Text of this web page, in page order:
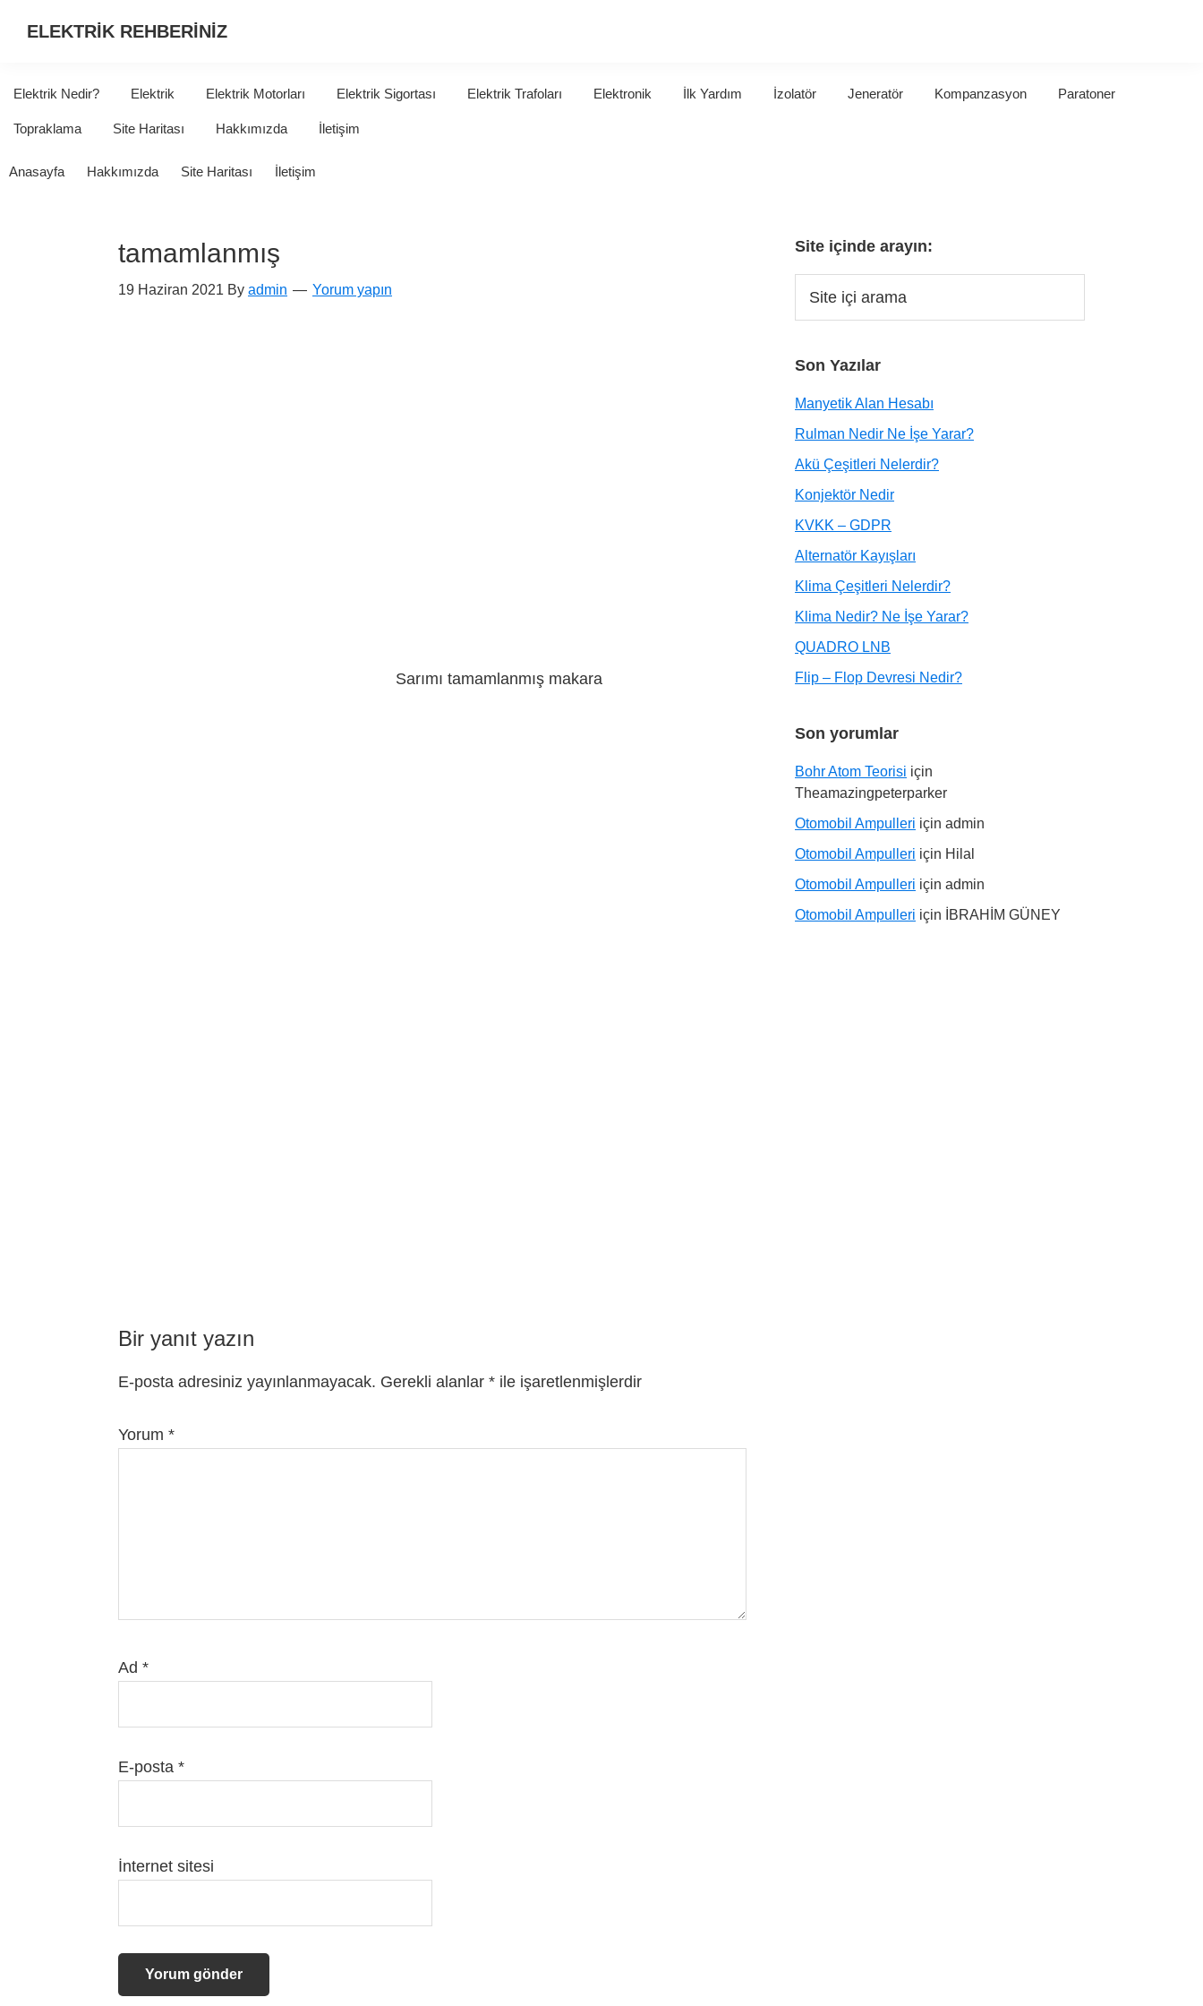
ELEKTRİK REHBERİNİZ
HER
Elektrik Nedir? Elektrik Elektrik Motorları Elektrik Sigortası Elektrik Trafoları Elektronik İlk Yardım İzolatör Jeneratör Kompanzasyon Paratoner
Topraklama Site Haritası Hakkımızda İletişim
Anasayfa Hakkımızda Site Haritası İletişim
tamamlanmış
19 Haziran 2021 By admin Yorum yapın
Sarımı tamamlanmış makara
Bir yanıt yazın
E-posta adresiniz yayınlanmayacak. Gerekli alanlar * ile işaretlenmişlerdir
Yorum *
Ad *
E-posta *
İnternet sitesi
Site içinde arayın:
Son Yazılar
Manyetik Alan Hesabı
Rulman Nedir Ne İşe Yarar?
Akü Çeşitleri Nelerdir?
Konjektör Nedir
KVKK – GDPR
Alternatör Kayışları
Klima Çeşitleri Nelerdir?
Klima Nedir? Ne İşe Yarar?
QUADRO LNB
Flip – Flop Devresi Nedir?
Son yorumlar
Bohr Atom Teorisi için
Theamazingpeterparker
Otomobil Ampulleri için admin
Otomobil Ampulleri için Hilal
Otomobil Ampulleri için admin
Otomobil Ampulleri için İBRAHİM GÜNEY